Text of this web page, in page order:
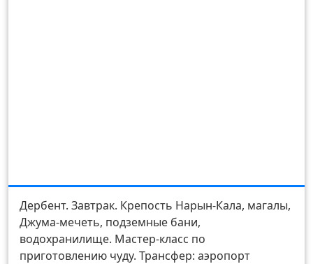
Дербент. Завтрак. Крепость Нарын-Кала, магалы,
Джума-мечеть, подземные бани,
водохранилище. Мастер-класс по
приготовлению чуду. Трансфер: аэропорт